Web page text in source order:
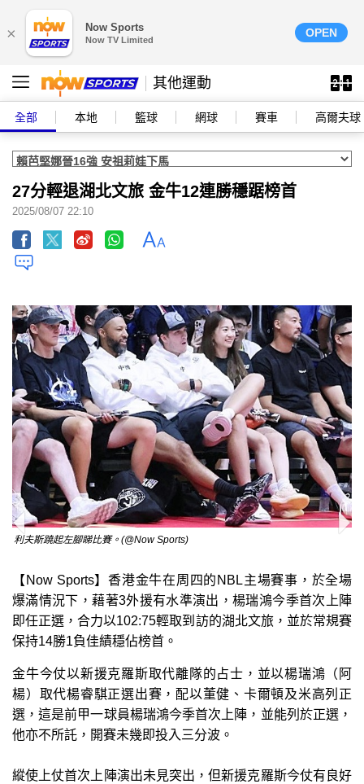
× Now Sports
Now TV Limited
OPEN
其他運動
全部 本地 籃球 網球 賽車 高爾夫球
27分輕退湖北文旅 金牛12連勝穩踞榜首
2025/08/07 22:10
利夫斯蹺起左腳睇比賽。(@Now Sports)
【Now Sports】香港金牛在周四的NBL主場賽事，於全場
爆滿情況下，藉著3外援有水準演出，楊瑞鴻今季首次上陣
即任正選，合力以102:75輕取到訪的湖北文旅，並於常規賽
保持14勝1負佳績穩佔榜首。
金牛今仗以新援克羅斯取代離隊的占士，並以楊瑞鴻（阿
楊）取代楊睿騏正選出賽，配以董健、卡爾頓及米高列正
選，這是前甲一球員楊瑞鴻今季首次上陣，並能列於正選，
他亦不所託，開賽未幾即投入三分波。
縱使上仗首次上陣演出未見突出，但新援克羅斯今仗有良好